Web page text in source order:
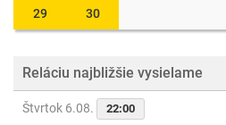
29 30
Reláciu najbližšie vysielame
Štvrtok 6.08. 22:00